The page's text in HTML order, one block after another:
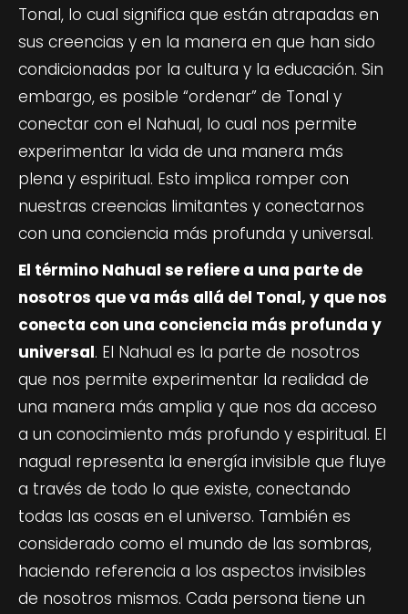
Tonal, lo cual significa que están atrapadas en
sus creencias y en la manera en que han sido
condicionadas por la cultura y la educación. Sin
embargo, es posible “ordenar” de Tonal y
conectar con el Nahual, lo cual nos permite
experimentar la vida de una manera más
plena y espiritual. Esto implica romper con
nuestras creencias limitantes y conectarnos
con una conciencia más profunda y universal.
El término Nahual se refiere a una parte de
nosotros que va más allá del Tonal, y que nos
conecta con una conciencia más profunda y
universal. El Nahual es la parte de nosotros
que nos permite experimentar la realidad de
una manera más amplia y que nos da acceso
a un conocimiento más profundo y espiritual. El
nagual representa la energía invisible que fluye
a través de todo lo que existe, conectando
todas las cosas en el universo. También es
considerado como el mundo de las sombras,
haciendo referencia a los aspectos invisibles
de nosotros mismos. Cada persona tiene un